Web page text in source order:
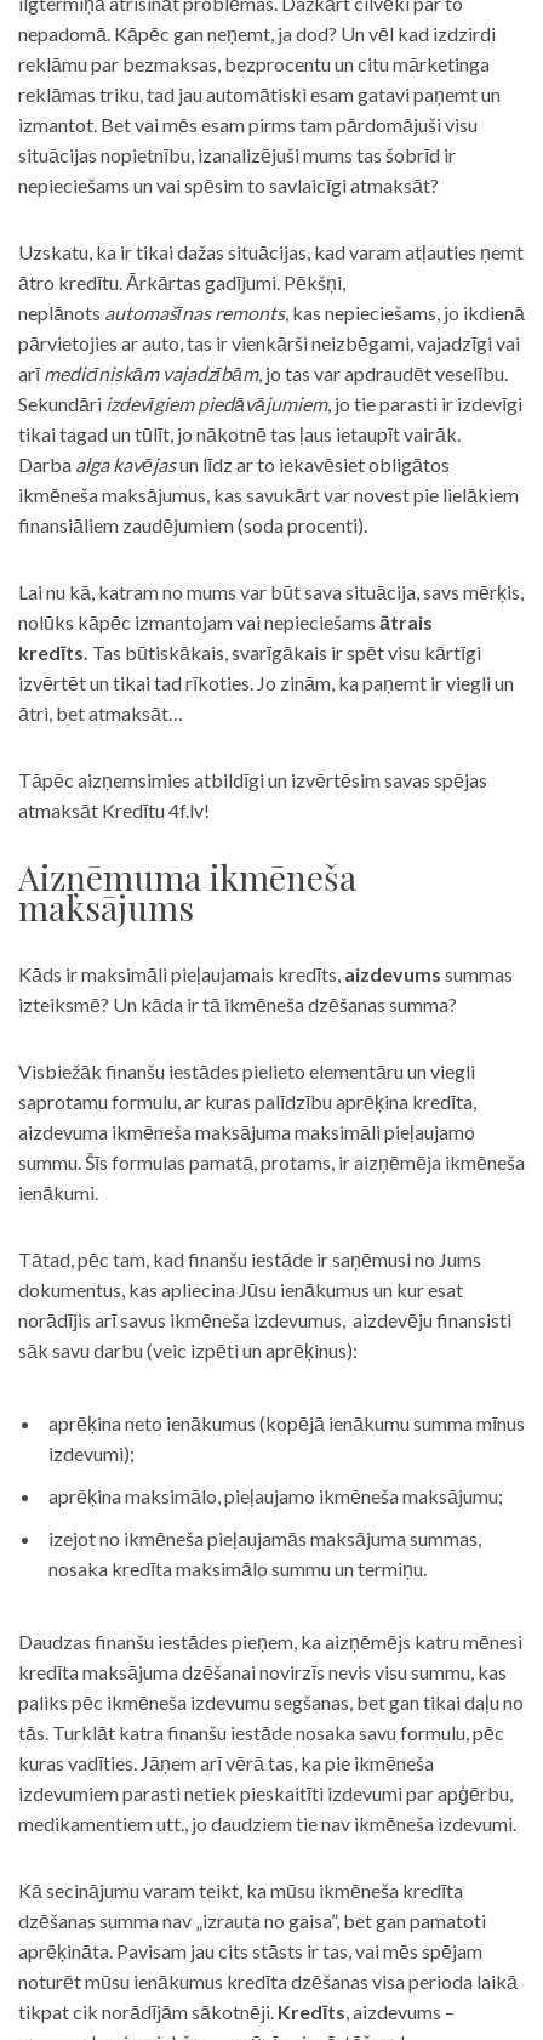
nepadomā. Kāpēc gan neņemt, ja dod? Un vēl kad izdzirdi
reklāmu par bezmaksas, bezprocentu un citu mārketinga
reklāmas triku, tad jau automātiski esam gatavi paņemt un
izmantot. Bet vai mēs esam pirms tam pārdomājuši visu
situācijas nopietnību, izanalizējuši mums tas šobrīd ir
nepieciešams un vai spēsim to savlaicīgi atmaksāt?
Uzskatu, ka ir tikai dažas situācijas, kad varam atļauties ņemt
ātro kredītu. Ārkārtas gadījumi. Pēkšņi,
neplānots automašīnas remonts, kas nepieciešams, jo ikdienā
pārvietojies ar auto, tas ir vienkārši neizbēgami, vajadzīgi vai
arīmedicīniskām vajadzībām, jo tas var apdraudēt veselību.
Sekundāri izdevīgiem piedāvājumiem, jo tie parasti ir izdevīgi
tikai tagad un tūlīt, jo nākotnē tas ļaus ietaupīt vairāk.
Darba alga kavējasun līdz ar to iekavēsiet obligātos
ikmēneša maksājumus, kas savukārt var novest pie lielākiem
finansiāliem zaudējumiem (soda procenti).
Lai nu kā, katram no mums var būt sava situācija, savs mērķis,
nolūks kāpēc izmantojam vai nepieciešams ātrais
kredīts. Tas būtiskākais, svarīgākais ir spēt visu kārtīgi
izvērtēt un tikai tad rīkoties. Jo zinām, ka paņemt ir viegli un
ātri, bet atmaksāt…
Tāpēc aizņemsimies atbildīgi un izvērtēsim savas spējas
atmaksāt Kredītu 4f.lv!
Aizņēmuma ikmēneša
maksājums
Kāds ir maksimāli pieļaujamais kredīts, aizdevums summas
izteiksmē? Un kāda ir tā ikmēneša dzēšanas summa?
Visbiežāk finanšu iestādes pielieto elementāru un viegli
saprotamu formulu, ar kuras palīdzību aprēķina kredīta,
aizdevuma ikmēneša maksājuma maksimāli pieļaujamo
summu. Šīs formulas pamatā, protams, ir aizņēmēja ikmēneša
ienākumi.
Tātad, pēc tam, kad finanšu iestāde ir saņēmusi no Jums
dokumentus, kas apliecina Jūsu ienākumus un kur esat
norādījis arī savus ikmēneša izdevumus, aizdevēju finansisti
sāk savu darbu (veic izpēti un aprēķinus):
aprēķina neto ienākumus (kopējā ienākumu summa mīnus
izdevumi);
aprēķina maksimālo, pieļaujamo ikmēneša maksājumu;
izejot no ikmēneša pieļaujamās maksājuma summas,
nosaka kredīta maksimālo summu un termiņu.
Daudzas finanšu iestādes pieņem, ka aizņēmējs katru mēnesi
kredīta maksājuma dzēšanai novirzīs nevis visu summu, kas
paliks pēc ikmēneša izdevumu segšanas, bet gan tikai daļu no
tās. Turklāt katra finanšu iestāde nosaka savu formulu, pēc
kuras vadīties. Jāņem arī vērā tas, ka pie ikmēneša
izdevumiem parasti netiek pieskaitīti izdevumi par apģērbu,
medikamentiem utt., jo daudziem tie nav ikmēneša izdevumi.
Kā secinājumu varam teikt, ka mūsu ikmēneša kredīta
dzēšanas summa nav „izrauta no gaisa”, bet gan pamatoti
aprēķināta. Pavisam jau cits stāsts ir tas, vai mēs spējam
noturēt mūsu ienākumus kredīta dzēšanas visa perioda laikā
tikpat cik norādījām sākotnēji. Kredīts, aizdevums –